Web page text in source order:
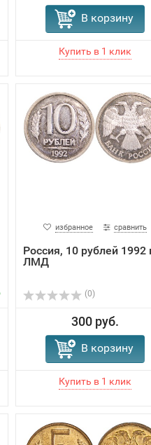
В корзину
избранное сравнить
Россия, 10 рублей 1992
ЛМД
(0)
300 руб.
В корзину